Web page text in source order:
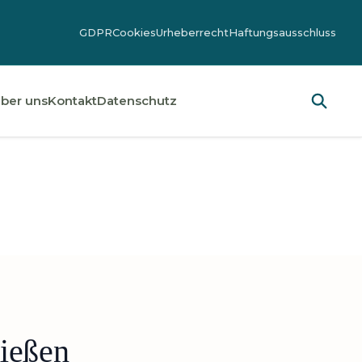
GDPRCookiesUrheberrechtHaftungsausschluss
unsKontaktDatenschutz